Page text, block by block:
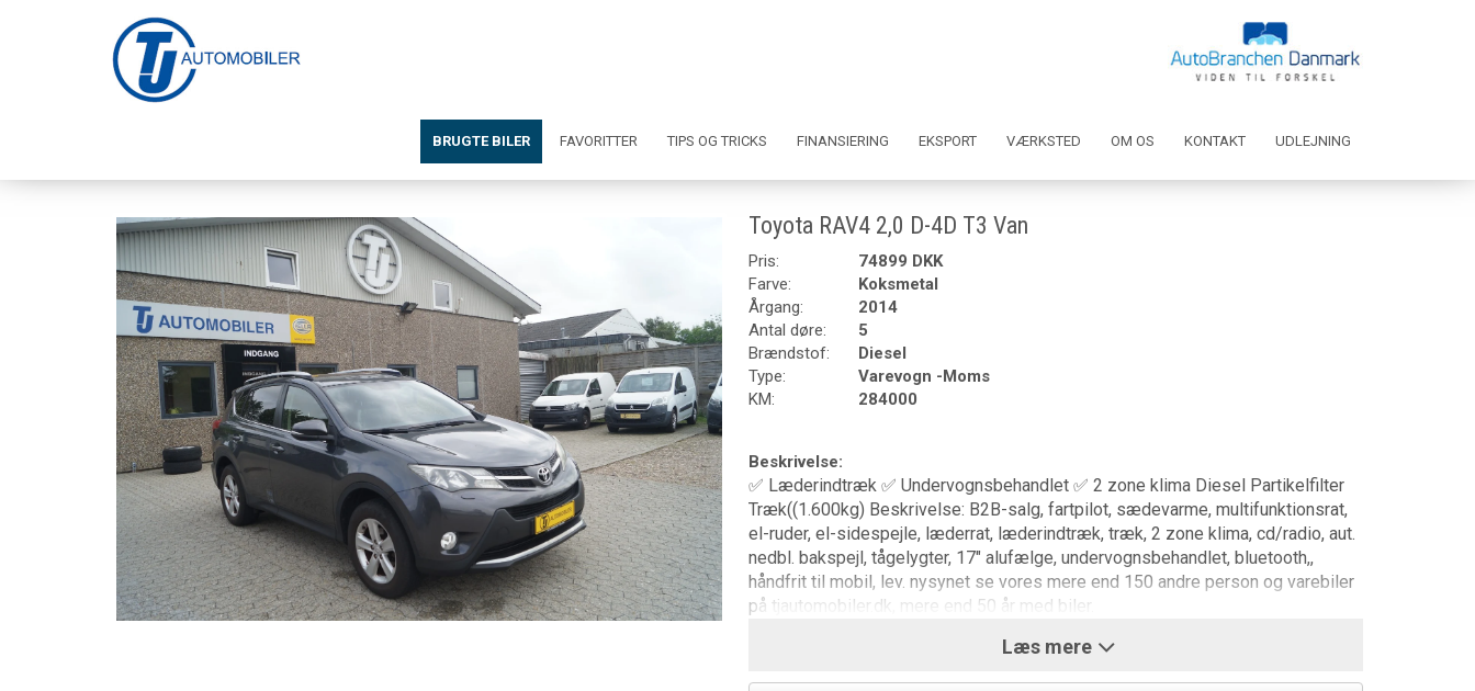
BRUGTE BILER FAVORITTER TIPS OG TRICKS FINANSIERING EKSPORT VÆRKSTED OM OS KONTAKT UDLEJNING
Toyota RAV4 2,0 D-4D T3 Van
Pris:
74899 DKK
Farve:
Koksmetal
Årgang:
2014
Antal døre:
5
Brændstof:
Diesel
Type:
Varevogn -Moms
KM:
284000
Beskrivelse:
✅ Læderindtræk ✅ Undervognsbehandlet ✅ 2 zone klima Diesel Partikelfilter
Træk((1.600kg) Beskrivelse: B2B-salg, fartpilot, sædevarme, multifunktionsrat,
el-ruder, el-sidespejle, læderrat, læderindtræk, træk, 2 zone klima, cd/radio, aut.
nedbl. bakspejl, tågelygter, 17" alufælge, undervognsbehandlet, bluetooth,,
håndfrit til mobil, lev. nysynet se vores mere end 150 andre person og varebiler
på tjautomobiler.dk, mere end 50 år med biler.
Læs mere